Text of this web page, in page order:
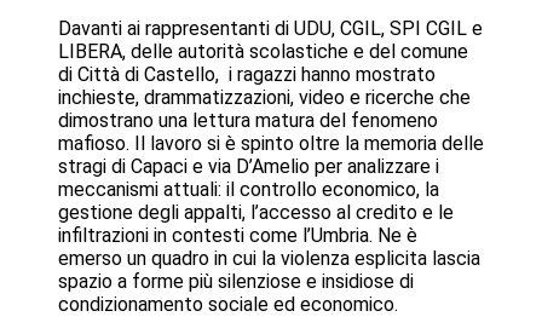
Davanti ai rappresentanti di UDU, CGIL, SPI CGIL e
LIBERA, delle autorità scolastiche e del comune
di Città di Castello, i ragazzi hanno mostrato
inchieste, drammatizzazioni, video e ricerche che
dimostrano una lettura matura del fenomeno
mafioso. Il lavoro si è spinto oltre la memoria delle
stragi di Capaci e via D’Amelio per analizzare i
meccanismi attuali: il controllo economico, la
gestione degli appalti, l’accesso al credito e le
infiltrazioni in contesti come l’Umbria. Ne è
emerso un quadro in cui la violenza esplicita lascia
spazio a forme più silenziose e insidiose di
condizionamento sociale ed economico.